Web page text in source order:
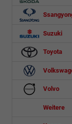
Suzuki
Toyota
Volvo
Weitere